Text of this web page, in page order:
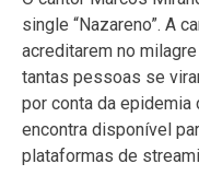
single “Nazareno”. A
acreditarem no
tantas pessoas se
por conta da epidemia
encontra disponível
plataformas de